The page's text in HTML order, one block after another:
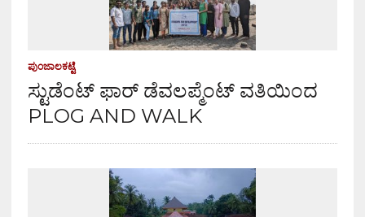
ಪುಂಜಾಲಕಟ್ಟೆ
ಸ್ಟುಡೆಂಟ್ ಫಾರ್ ಡೆವಲಪ್ಮೆಂಟ್ ವತಿಯಿಂದ
PLOG AND WALK